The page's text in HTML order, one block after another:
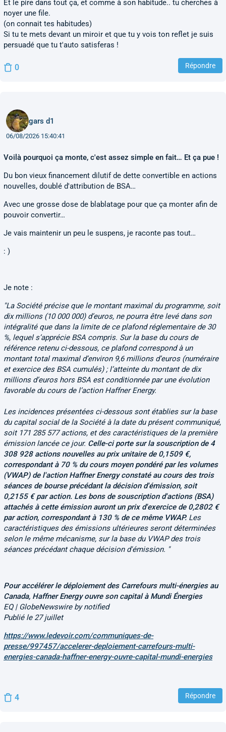
Et le pire dans tout ça, et comme à son habitude.. tu cherches à
noyer une file.
(on connait tes habitudes)
Si tu te mets devant un miroir et que tu y vois ton reflet je suis
persuadé que tu t'auto satisferas !
0 Répondre
gars d1
06/08/2026 15:40:41
Voilà pourquoi ça monte, c'est assez simple en fait… Et ça pue !
Du bon vieux financement dilutif de dette convertible en actions
nouvelles, doublé d'attribution de BSA…
Avec une grosse dose de blablatage pour que ça monter afin de
pouvoir convertir…
Je vais maintenir un peu le suspens, je raconte pas tout…
: )
Je note :
"La Société précise que le montant maximal du programme, soit
dix millions (10 000 000) d’euros, ne pourra être levé dans son
intégralité que dans la limite de ce plafond réglementaire de 30
%, lequel s’apprécie BSA compris. Sur la base du cours de
référence retenu ci-dessous, ce plafond correspond à un
montant total maximal d’environ 9,6 millions d’euros (numéraire
et exercice des BSA cumulés) ; l’atteinte du montant de dix
millions d’euros hors BSA est conditionnée par une évolution
favorable du cours de l’action Haffner Energy.
Les incidences présentées ci-dessous sont établies sur la base
du capital social de la Société à la date du présent communiqué,
soit 171 285 577 actions, et des caractéristiques de la première
émission lancée ce jour. Celle-ci porte sur la souscription de 4
308 928 actions nouvelles au prix unitaire de 0,1509 €,
correspondant à 70 % du cours moyen pondéré par les volumes
(VWAP) de l'action Haffner Energy constaté au cours des trois
séances de bourse précédant la décision d'émission, soit
0,2155 € par action. Les bons de souscription d'actions (BSA)
attachés à cette émission auront un prix d'exercice de 0,2802 €
par action, correspondant à 130 % de ce même VWAP. Les
caractéristiques des émissions ultérieures seront déterminées
selon le même mécanisme, sur la base du VWAP des trois
séances précédant chaque décision d'émission. "
Pour accélérer le déploiement des Carrefours multi-énergies au
Canada, Haffner Energy ouvre son capital à Mundi Énergies
EQ | GlobeNewswire by notified
Publié le 27 juillet
https://www.ledevoir.com/communiques-de-
presse/997457/accelerer-deploiement-carrefours-multi-
energies-canada-haffner-energy-ouvre-capital-mundi-energies
4 Répondre